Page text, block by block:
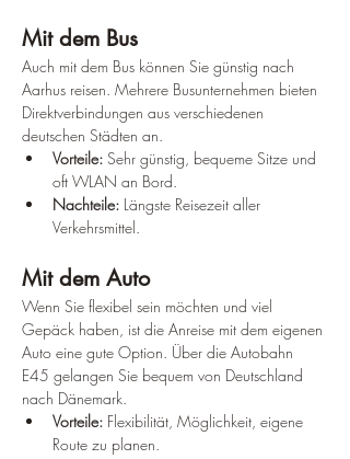
Mit dem Bus
Auch mit dem Bus können Sie günstig nach
Aarhus reisen. Mehrere Busunternehmen bieten
Direktverbindungen aus verschiedenen
deutschen Städten an.
Vorteile: Sehr günstig, bequeme Sitze und
oft WLAN an Bord.
Nachteile: Längste Reisezeit aller
Verkehrsmittel.
Mit dem Auto
Wenn Sie flexibel sein möchten und viel
Gepäck haben, ist die Anreise mit dem eigenen
Auto eine gute Option. Über die Autobahn
E45 gelangen Sie bequem von Deutschland
nach Dänemark.
Vorteile: Flexibilität, Möglichkeit, eigene
Route zu planen.